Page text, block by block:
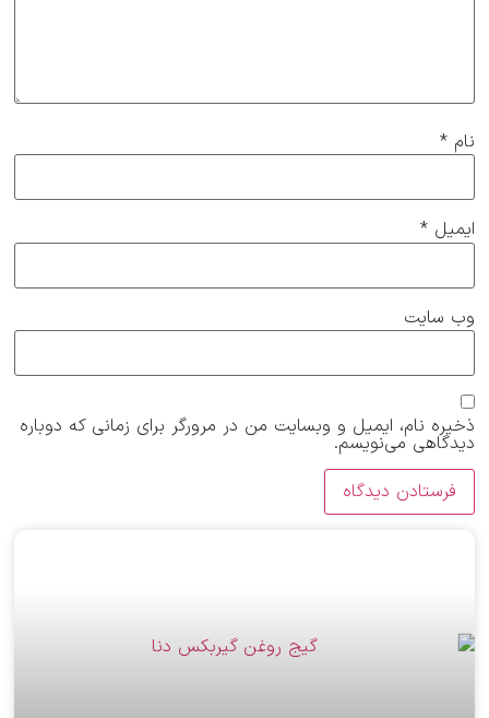
نام*
ایمیل*
وب‌ سایت
ذخیره نام، ایمیل و وبسایت من در مرورگر برای زمانی که دوباره
دیدگاهی می‌نویسم.